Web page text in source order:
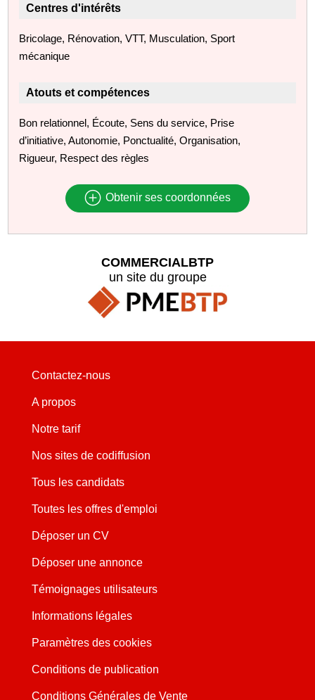
Centres d'intérêts
Bricolage, Rénovation, VTT, Musculation, Sport
mécanique
Atouts et compétences
Bon relationnel, Écoute, Sens du service, Prise
d’initiative, Autonomie, Ponctualité, Organisation,
Rigueur, Respect des règles
Obtenir ses coordonnées
COMMERCIALBTP
un site du groupe
Contactez-nous
A propos
Notre tarif
Nos sites de codiffusion
Tous les candidats
Toutes les offres d'emploi
Déposer un CV
Déposer une annonce
Témoignages utilisateurs
Informations légales
Paramètres des cookies
Conditions de publication
Conditions Générales de Vente